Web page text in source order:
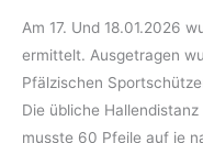
Am 17. Und 18.01.2026
ermittelt. Ausgetragen
Pfälzischen
Die übliche
musste 60 Pfeile auf je